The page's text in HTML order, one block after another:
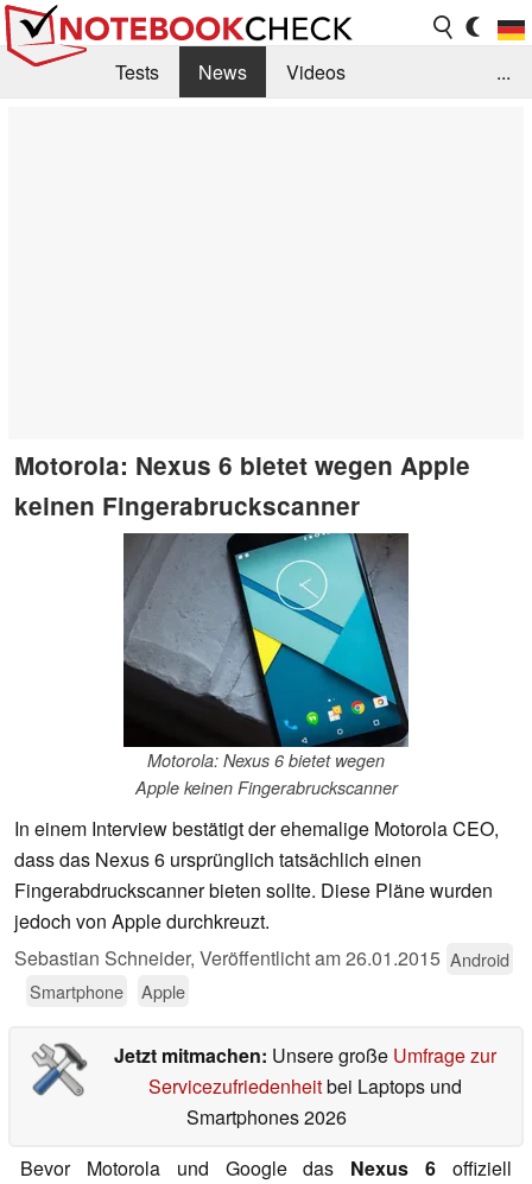
Tests News
Videos
...
Motorola: Nexus 6 bietet wegen Apple
keinen Fingerabruckscanner
Motorola: Nexus 6 bietet wegen
Apple keinen Fingerabruckscanner
In einem Interview bestätigt der ehemalige Motorola CEO,
dass das Nexus 6 ursprünglich tatsächlich einen
Fingerabdruckscanner bieten sollte. Diese Pläne wurden
jedoch von Apple durchkreuzt.
Sebastian Schneider, Veröffentlicht am26.01.2015 Android
Smartphone
Apple
Jetzt mitmachen: Unsere große Umfrage zur
Servicezufriedenheitbei Laptops und
Smartphones 2026
Bevor Motorola und Google das Nexus 6 offiziell